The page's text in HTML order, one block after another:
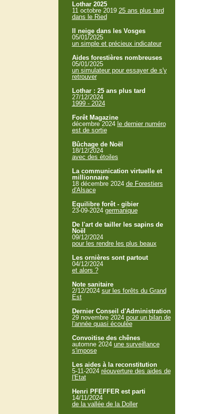
Lothar 2025
11 octobre 2019 25 ans plus tard
dans le Ried
Il neige dans les Vosges
05/01/2025
un simple et précieux indicateur
Aides forestières nombreuses
05/01/2025
un simulateur pour essayer de s'y
retrouver
Lothar : 25 ans plus tard
27/12/2024
1999 - 2024
Forêt Magazine
décembre 2024 le dernier numéro
est de sortie
Bûchage de Noël
18/12/2024
avec des étoiles
La communication virtuelle et
millionnaire
18 décembre 2024 de Forestiers
d'Alsace
Equilibre forêt - gibier
23-09-2024 germanique
De l'art de tailler les sapins de
Noël
09/12/2024
pour les rendre les plus beaux
Les ornières sont partout
04/12/2024
et alors ?
Note sanitaire
2/12/2024 sur les forêts du Grand
Est
Dernier Conseil d'Administration
29 novembre 2024 pour un bilan de
l'année quasi écoulée
Convoitise des chênes
automne 2024 une surveillance
s'impose
Les aides à la reconstitution
5-11-2024 réouverture des aides de
l'Etat
Henri PFEFFER est parti
14/11/2024
de la vallée de la Doller